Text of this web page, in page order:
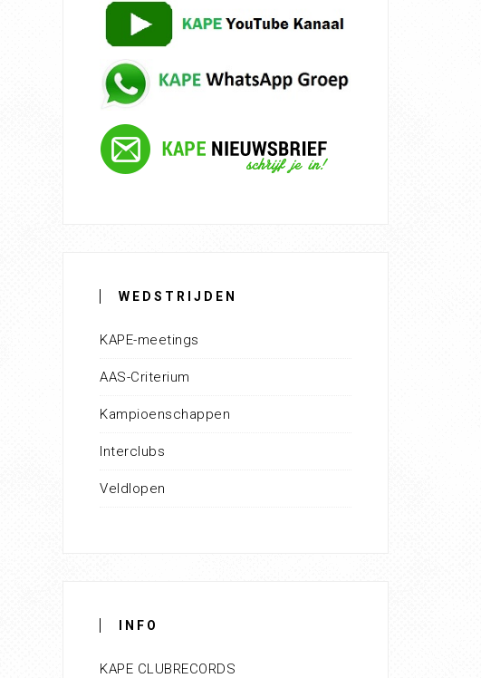
WEDSTRIJDEN
KAPE-meetings
AAS-Criterium
Kampioenschappen
Interclubs
Veldlopen
INFO
KAPE CLUBRECORDS